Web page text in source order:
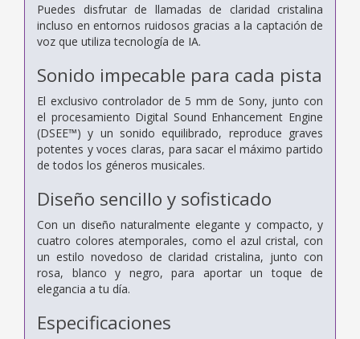
Puedes disfrutar de llamadas de claridad cristalina
incluso en entornos ruidosos gracias a la captación de
voz que utiliza tecnología de IA.
Sonido impecable para cada pista
El exclusivo controlador de 5 mm de Sony, junto con
el procesamiento Digital Sound Enhancement Engine
(DSEE™) y un sonido equilibrado, reproduce graves
potentes y voces claras, para sacar el máximo partido
de todos los géneros musicales.
Diseño sencillo y sofisticado
Con un diseño naturalmente elegante y compacto, y
cuatro colores atemporales, como el azul cristal, con
un estilo novedoso de claridad cristalina, junto con
rosa, blanco y negro, para aportar un toque de
elegancia a tu día.
Especificaciones